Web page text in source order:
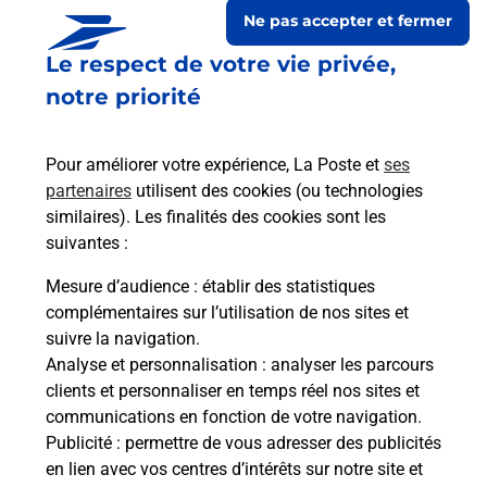
Le respect de votre vie privée,
notre priorité
Pour améliorer votre expérience, La Poste et ses
partenaires utilisent des cookies (ou technologies
similaires). Les finalités des cookies sont les
suivantes :
Mesure d’audience : établir des statistiques
complémentaires sur l’utilisation de nos sites et
suivre la navigation.
Analyse et personnalisation : analyser les parcours
clients et personnaliser en temps réel nos sites et
communications en fonction de votre navigation.
Publicité : permettre de vous adresser des publicités
en lien avec vos centres d’intérêts sur notre site et
Ne pas accepter et fermer
Prochaine collecte du courrierlundià 08h00
52 Rue Saint Balseme
10700 Le Chene
Itinéraire
Le lien s'ouvre dans un nouvel onglet